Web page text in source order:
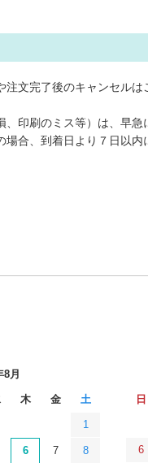
注文完了後のキャンセルは
、印刷のミス等）は、早急
場合、到着日より７日以内
8月
木 金 土
1
6 7 8
日
6